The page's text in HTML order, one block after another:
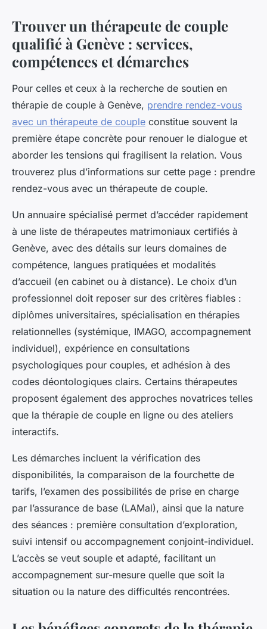
Trouver un thérapeute de couple
qualifié à Genève : services,
compétences et démarches
Pour celles et ceux à la recherche de soutien en
thérapie de couple à Genève, prendre rendez-vous
avec un thérapeute de couple constitue souvent la
première étape concrète pour renouer le dialogue et
aborder les tensions qui fragilisent la relation. Vous
trouverez plus d’informations sur cette page : prendre
rendez-vous avec un thérapeute de couple.
Un annuaire spécialisé permet d’accéder rapidement
à une liste de thérapeutes matrimoniaux certifiés à
Genève, avec des détails sur leurs domaines de
compétence, langues pratiquées et modalités
d’accueil (en cabinet ou à distance). Le choix d’un
professionnel doit reposer sur des critères fiables :
diplômes universitaires, spécialisation en thérapies
relationnelles (systémique, IMAGO, accompagnement
individuel), expérience en consultations
psychologiques pour couples, et adhésion à des
codes déontologiques clairs. Certains thérapeutes
proposent également des approches novatrices telles
que la thérapie de couple en ligne ou des ateliers
interactifs.
Les démarches incluent la vérification des
disponibilités, la comparaison de la fourchette de
tarifs, l’examen des possibilités de prise en charge
par l’assurance de base (LAMal), ainsi que la nature
des séances : première consultation d’exploration,
suivi intensif ou accompagnement conjoint-individuel.
L’accès se veut souple et adapté, facilitant un
accompagnement sur-mesure quelle que soit la
situation ou la nature des difficultés rencontrées.